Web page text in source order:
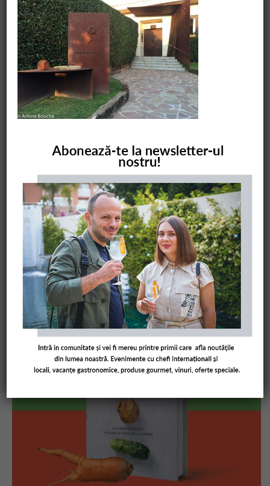
CAUTARE
COMANDĂ CARTEA NOASTRĂ